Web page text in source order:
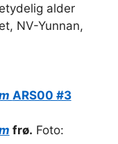
alder
NV-Yunnan,
ARS00 #3
frø. Foto: